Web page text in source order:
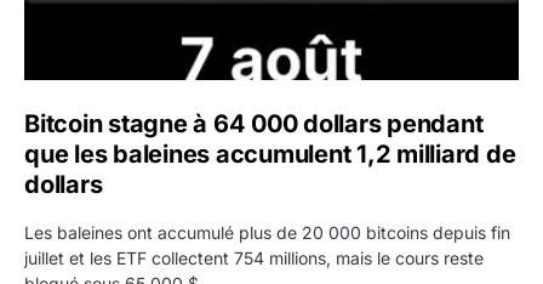
Bitcoin stagne à 64 000 dollars pendant
que les baleines accumulent 1,2 milliard de
dollars
Les baleines ont accumulé plus de 20 000 bitcoins depuis fin
juillet et les ETF collectent 754 millions, mais le cours reste